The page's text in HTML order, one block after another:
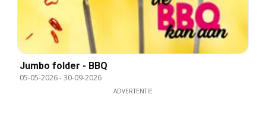
Jumbo folder - BBQ
05-05-2026-30-09-2026
ADVERTENTIE